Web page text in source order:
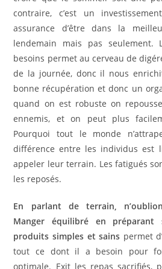
contraire, c’est un
assurance d’être dans la
lendemain mais pas seulement.
besoins permet au cerveau de
de la journée, donc il nous
bonne récupération et donc un
quand on est robuste on
ennemis, et on peut plus
Pourquoi tout le monde
différence entre les individus est
appeler leur terrain. Les fatigués
les reposés.
En parlant de terrain,
Manger équilibré en préparant
produits simples et sains permet
tout ce dont il a besoin pour
optimale. Exit les repas sacrifiés,